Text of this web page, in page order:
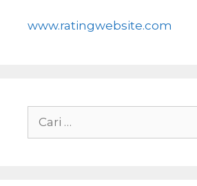
www.ratingwebsite.com
Cari
untuk: